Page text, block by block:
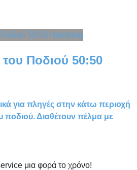
του Ποδιού 50:50
για πληγές στην κάτω περιοχή
ποδιού. Διαθέτουν πέλμα με
μια φορά το χρόνο!